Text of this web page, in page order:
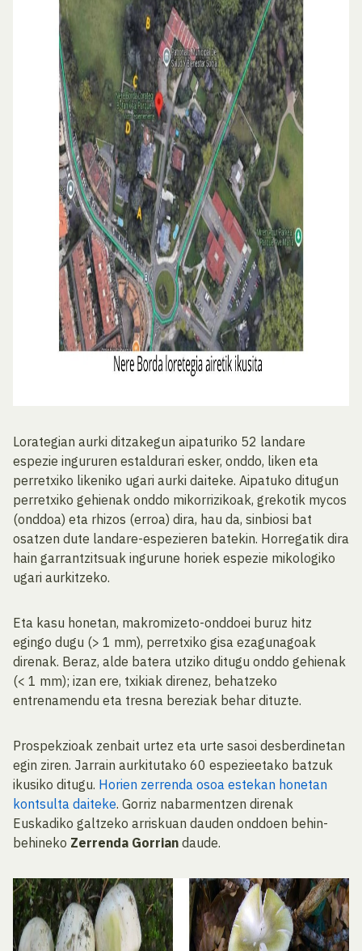
Lorategian aurki ditzakegun aipaturiko 52 landare
espezie ingururen estaldurari esker, onddo, liken eta
perretxiko likeniko ugari aurki daiteke. Aipatuko ditugun
perretxiko gehienak onddo mikorrizikoak, grekotik mycos
(onddoa) eta rhizos (erroa) dira, hau da, sinbiosi bat
osatzen dute landare-espezieren batekin. Horregatik dira
hain garrantzitsuak ingurune horiek espezie mikologiko
ugari aurkitzeko.
Eta kasu honetan, makromizeto-onddoei buruz hitz
egingo dugu (> 1 mm), perretxiko gisa ezagunagoak
direnak. Beraz, alde batera utziko ditugu onddo gehienak
(< 1 mm); izan ere, txikiak direnez, behatzeko
entrenamendu eta tresna bereziak behar dituzte.
Prospekzioak zenbait urtez eta urte sasoi desberdinetan
egin ziren. Jarrain aurkitutako 60 espezieetako batzuk
ikusiko ditugu. Horien zerrenda osoa estekan honetan
kontsulta daiteke. Gorriz nabarmentzen direnak
Euskadiko galtzeko arriskuan dauden onddoen behin-
behineko Zerrenda Gorrian daude.